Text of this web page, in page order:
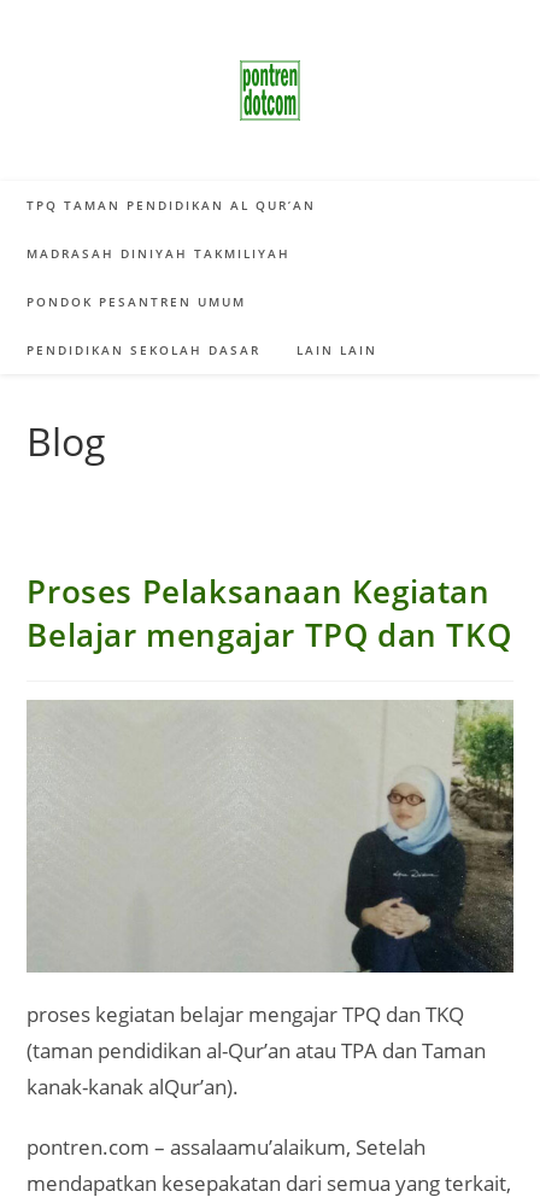
TPQ TAMAN PENDIDIKAN AL QUR’AN
MADRASAH DINIYAH TAKMILIYAH
PONDOK PESANTREN UMUM
PENDIDIKAN SEKOLAH DASAR LAIN LAIN
Blog
Proses Pelaksanaan Kegiatan
Belajar mengajar TPQ dan TKQ
proses kegiatan belajar mengajar TPQ dan TKQ
(taman pendidikan al-Qur’an atau TPA dan Taman
kanak-kanak alQur’an).
pontren.com – assalaamu’alaikum, Setelah
mendapatkan kesepakatan dari semua yang terkait,